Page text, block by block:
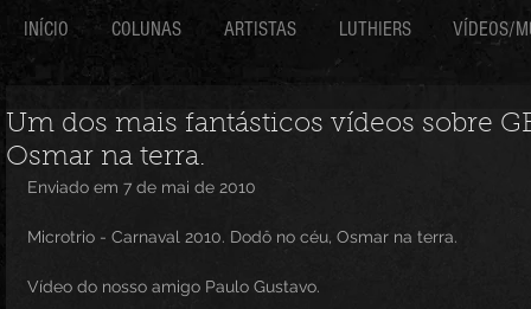
INÍCIO COLUNAS ARTISTAS LUTHIERS VÍDEOS/
Um dos mais fantásticos vídeos sobre
Osmar na terra.
Enviado em 7 de mai de 2010
Microtrio - Carnaval 2010. Dodô no céu, Osmar na terra.
Vídeo do nosso amigo Paulo Gustavo.